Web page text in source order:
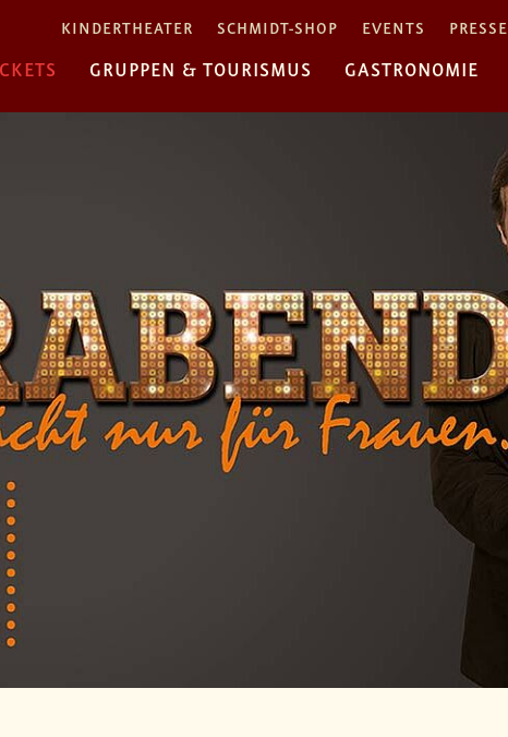
KINDERTHEATER SCHMIDT-SHOP EVENTS PRESSE
GRUPPEN & TOURISMUS GASTRONOMIE